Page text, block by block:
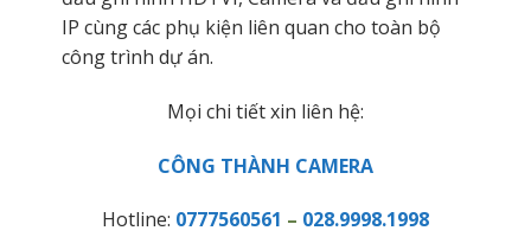
IP cùng các phụ kiện liên quan cho toàn bộ
công trình dự án.
Mọi chi tiết xin liên hệ:
CÔNG THÀNH CAMERA
Hotline: 0777560561 – 028.9998.1998